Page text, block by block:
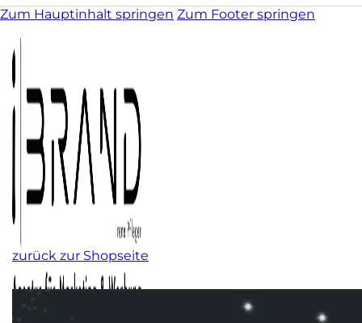
Zum Hauptinhalt springen Zum Footer springen
zurück zur Shopseite